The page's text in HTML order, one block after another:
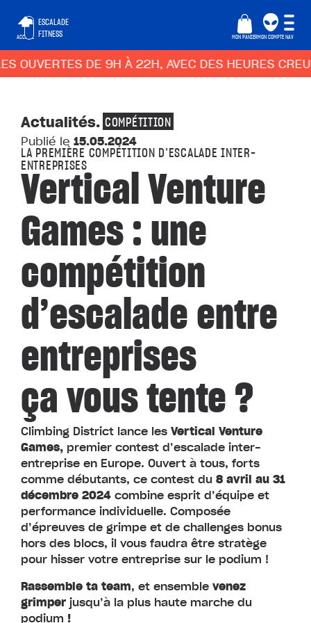
ACCUEIL
ESCALADE
FITNESS
MON PANIERMON COMPTE NAV
DE 9H À 22H, AVEC DES HEURES CREUSES
Actualités. COMPÉTITION
Publié le 15.05.2024
LA PREMIÈRE COMPÉTITION D’ESCALADE INTER-
ENTREPRISES
Vertical Venture
Games : une
compétition
d’escalade entre
entreprises
ça vous tente ?
Climbing District lance les Vertical Venture
Games, premier contest d’escalade inter-
entreprise en Europe. Ouvert à tous, forts
comme débutants, ce contest du 8 avril au 31
décembre 2024 combine esprit d’équipe et
performance individuelle. Composée
d’épreuves de grimpe et de challenges bonus
hors des blocs, il vous faudra être stratège
pour hisser votre entreprise sur le podium !
Rassemble ta team, et ensemble venez
grimper jusqu’à la plus haute marche du
podium !